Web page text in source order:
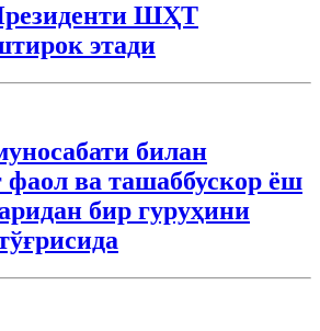
ШҲТ
этади
билан
ва ташаббускор ёш
бир гуруҳини